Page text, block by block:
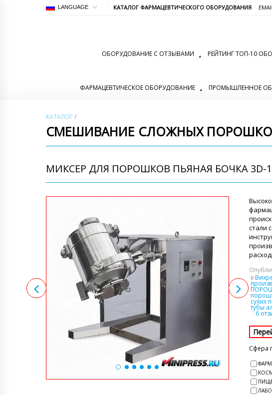
LANGUAGE КАТАЛОГ ФАРМАЦЕВТИЧЕСКОГО ОБОРУДОВАНИЯ
ОБОРУДОВАНИЕ С ОТЗЫВАМИ
РЕЙТИНГ ТОП-10
ФАРМАЦЕВТИЧЕСКОЕ ОБОРУДОВАНИЕ ПРОМЫШЛЕННОЕ
КАТАЛОГ/
СМЕШИВАНИЕ СЛОЖНЫХ
МИКСЕР ДЛЯ ПОРОШКОВ ПЬЯНАЯ БОЧКА 3D-
стали
в
сухих
тубы
6
Сфера